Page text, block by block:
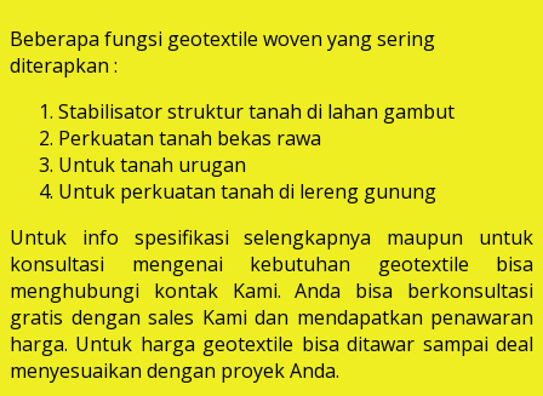
Beberapa fungsi geotextile woven yang sering
diterapkan :
Stabilisator struktur tanah di lahan gambut
Perkuatan tanah bekas rawa
Untuk tanah urugan
Untuk perkuatan tanah di lereng gunung
Untuk info spesifikasi selengkapnya maupun untuk
konsultasi mengenai kebutuhan geotextile bisa
menghubungi kontak Kami. Anda bisa berkonsultasi
gratis dengan sales Kami dan mendapatkan penawaran
harga. Untuk harga geotextile bisa ditawar sampai deal
menyesuaikan dengan proyek Anda.